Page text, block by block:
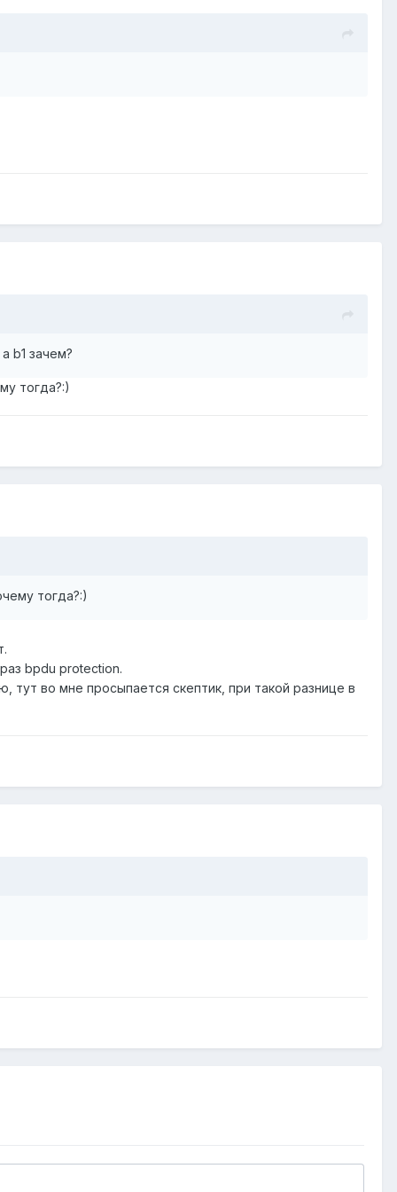
b1 зачем?
тогда?:)
тогда?:)
bpdu protection.
тут во мне просыпается скептик, при такой разнице в